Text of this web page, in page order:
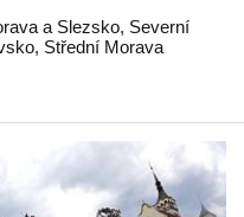
a Slezsko, Severní
, Střední Morava